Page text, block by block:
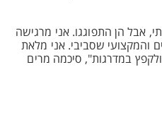
אבל הן התפוגגו. אני מרגישה
והמקצועי שסביבי. אני מלאת
במדרגות", סיכמה מרים